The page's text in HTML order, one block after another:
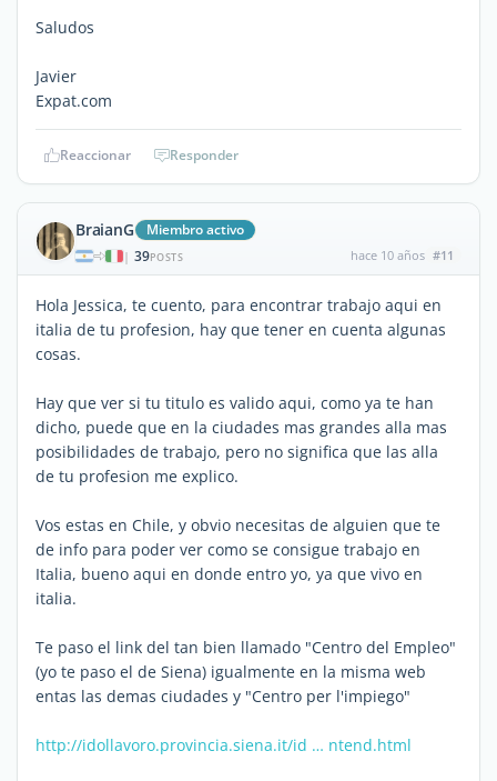
Saludos
Javier
Expat.com
Reaccionar Responder
BraianG Miembro activo
| 39POSTS hace 10 años #11
Hola Jessica, te cuento, para encontrar trabajo aqui en
italia de tu profesion, hay que tener en cuenta algunas
cosas.
Hay que ver si tu titulo es valido aqui, como ya te han
dicho, puede que en la ciudades mas grandes alla mas
posibilidades de trabajo, pero no significa que las alla
de tu profesion me explico.
Vos estas en Chile, y obvio necesitas de alguien que te
de info para poder ver como se consigue trabajo en
Italia, bueno aqui en donde entro yo, ya que vivo en
italia.
Te paso el link del tan bien llamado "Centro del Empleo"
(yo te paso el de Siena) igualmente en la misma web
entas las demas ciudades y "Centro per l'impiego"
http://idollavoro.provincia.siena.it/id … ntend.html